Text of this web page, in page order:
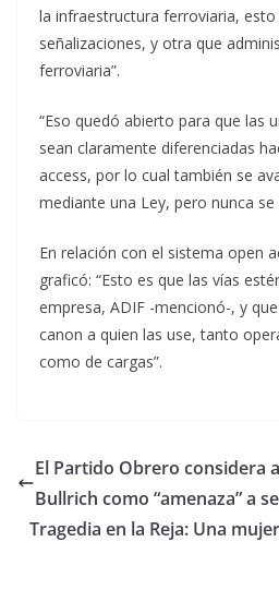
la infraestructura ferroviaria, esto
señalizaciones, y otra que
ferroviaria”.
“Eso quedó abierto para que las
sean claramente diferenciadas
access, por lo cual también se
mediante una Ley, pero nunca
En relación con el sistema open
graficó: “Esto es que las vías
empresa, ADIF -mencionó-, y
canon a quien las use, tanto
como de cargas”.
El Partido Obrero considera
Bullrich como “amenaza” a
Tragedia en la Reja: Una